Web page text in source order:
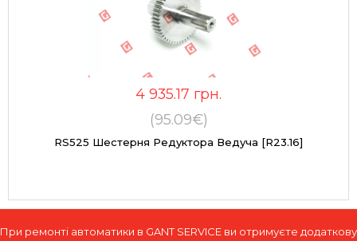
4 935.17 грн.
(95.09€)
RS525 Шестерня Редуктора Ведуча [R23.16]
При ремонті автоматики в GANT SERVICE ви отримуєте додаткову